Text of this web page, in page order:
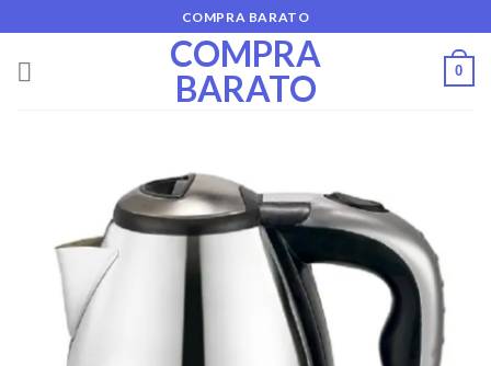
to
content
COMPRA BARATO
COMPRA
BARATO
0